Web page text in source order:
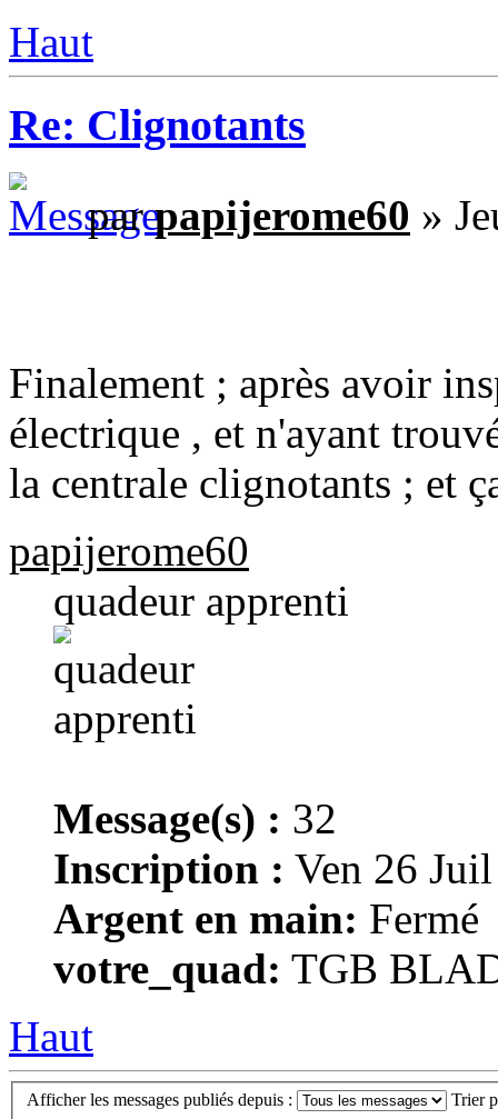
Haut
Re: Clignotants
parpapijerome60 »
Finalement ; après avoir
électrique , et n'ayant
la centrale clignotants ; et
papijerome60
quadeur apprenti
Message(s) : 32
Inscription : Ven 26
Argent en main: Fermé
votre_quad: TGB
Haut
Afficher les messages publiés depuis : Trier